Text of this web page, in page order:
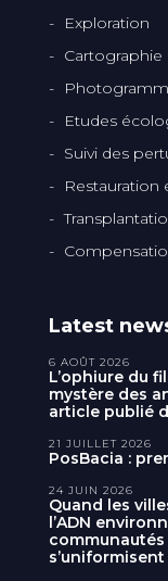
Exploration
Cartographie
Etudes
Suivi des
Restauration
Latest
L’ophiure du
mystère des
article publié
6 AOÛT 2026
PosBacia :
21 JUILLET 2026
Quand les
l’ADN
24 JUIN 2026